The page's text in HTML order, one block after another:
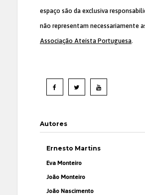
espaço são da exclusiva
não representam necessariamente
Associação Ateísta Portuguesa.
Autores
Ernesto Martins
Eva Monteiro
João Monteiro
João Nascimento